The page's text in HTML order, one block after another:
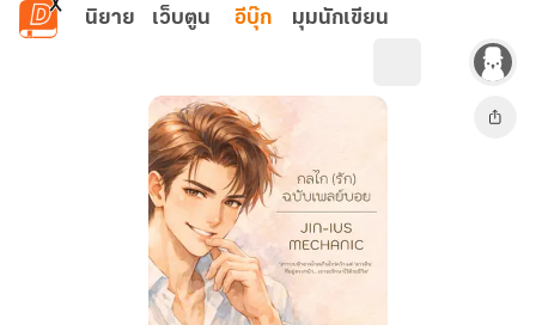
ข้ามไปยังเนื้อหาหลัก
นิยาย เว็บตูน อีบุ๊ก มุมนักเขียน